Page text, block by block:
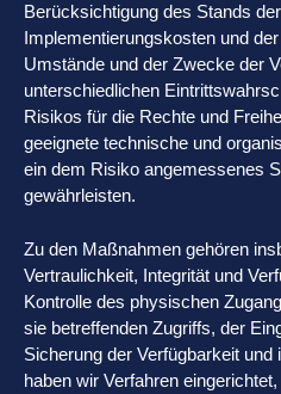
Berücksichtigung des Stands
Implementierungskosten und
Umstände und der Zwecke der
unterschiedlichen
Risikos für die Rechte und
geeignete technische und
ein dem Risiko angemessenes
gewährleisten.
Zu den Maßnahmen gehören
Vertraulichkeit, Integrität und
Kontrolle des physischen
sie betreffenden Zugriffs, der
Sicherung der Verfügbarkeit
haben wir Verfahren